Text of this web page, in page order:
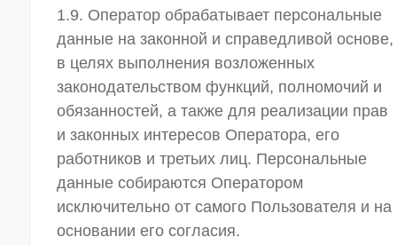
1.9. Оператор обрабатывает персональные
данные на законной и справедливой основе,
в целях выполнения возложенных
законодательством функций, полномочий и
обязанностей, а также для реализации прав
и законных интересов Оператора, его
работников и третьих лиц. Персональные
данные собираются Оператором
исключительно от самого Пользователя и на
основании его согласия.